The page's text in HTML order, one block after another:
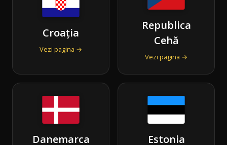
Croația
Vezi pagina →
Republica
Cehă
Vezi pagina →
Danemarca Estonia